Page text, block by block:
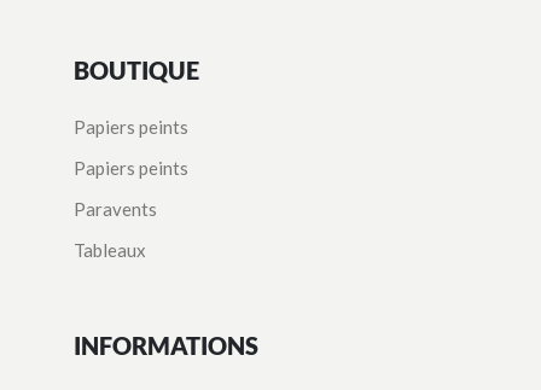
BOUTIQUE
Papiers peints
Papiers peints
Paravents
Tableaux
INFORMATIONS